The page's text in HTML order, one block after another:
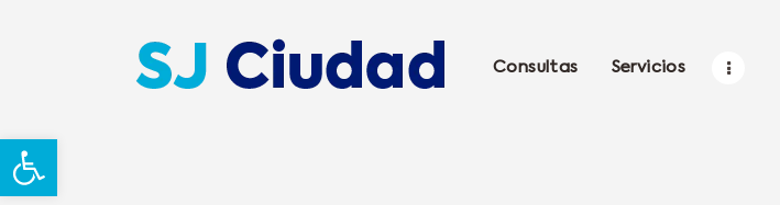
Abrir barra de herramientas
Consultas Servicios